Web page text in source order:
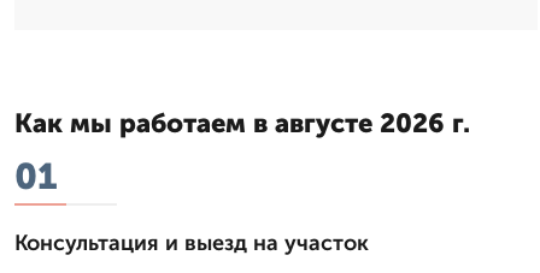
Как мы работаем в августе 2026 г.
01
Консультация и выезд на участок